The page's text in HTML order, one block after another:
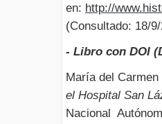
en: http://
(Consultado: 18/
- Libro con DOI
María del Carmen
el Hospital San
Nacional